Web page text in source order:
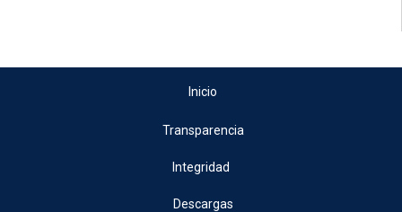
Inicio
Transparencia
Integridad
Descargas